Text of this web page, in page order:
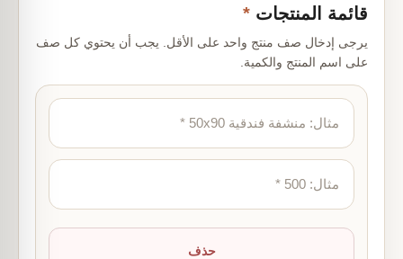
قائمة المنتجات *
يرجى إدخال صف منتج واحد على الأقل. يجب أن يحتوي كل صف
على اسم المنتج والكمية.
حذف